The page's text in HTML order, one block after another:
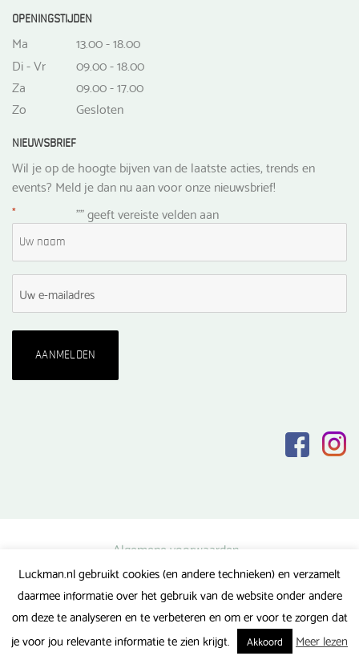
OPENINGSTIJDEN
Ma
13.00 - 18.00
Di - Vr
09.00 - 18.00
Za
09.00 - 17.00
Zo
Gesloten
NIEUWSBRIEF
Wil je op de hoogte bijven van de laatste acties, trends en
events? Meld je dan nu aan voor onze nieuwsbrief!
"
* " geeft vereiste velden aan
Algemene voorwaarden
Privacy verklaring
Veel gestelde vragen
Luckman.nl gebruikt cookies (en andere technieken) en verzamelt
daarmee informatie over het gebruik van de website onder andere
om deze te analyseren en te verbeteren en om er voor te zorgen dat
je voor jou relevante informatie te zien krijgt.
Akkoord Meer lezen